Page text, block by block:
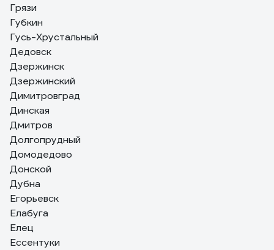
Грязи
Губкин
Гусь-Хрустальный
Дедовск
Дзержинск
Дзержинский
Димитровград
Динская
Дмитров
Долгопрудный
Домодедово
Донской
Дубна
Егорьевск
Елабуга
Елец
Ессентуки